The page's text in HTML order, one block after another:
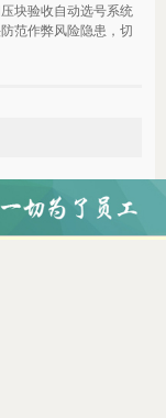
块验收自动选号系统
范作弊风险隐患，切